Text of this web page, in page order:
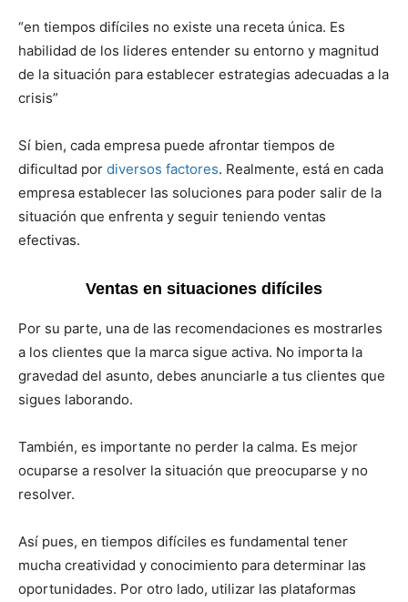
“en tiempos difíciles no existe una receta única. Es
habilidad de los lideres entender su entorno y magnitud
de la situación para establecer estrategias adecuadas a la
crisis”
Sí bien, cada empresa puede afrontar tiempos de
dificultad por diversos factores. Realmente, está en cada
empresa establecer las soluciones para poder salir de la
situación que enfrenta y seguir teniendo ventas
efectivas.
Ventas en situaciones difíciles
Por su parte, una de las recomendaciones es mostrarles
a los clientes que la marca sigue activa. No importa la
gravedad del asunto, debes anunciarle a tus clientes que
sigues laborando.
También, es importante no perder la calma. Es mejor
ocuparse a resolver la situación que preocuparse y no
resolver.
Así pues, en tiempos difíciles es fundamental tener
mucha creatividad y conocimiento para determinar las
oportunidades. Por otro lado, utilizar las plataformas